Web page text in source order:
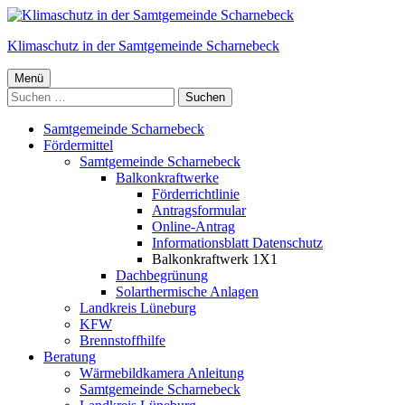
Springe
Inhalt
Klimaschutz in der Samtgemeinde Scharnebeck
Primäres
Menü
Menü
Suchen
nach:
Samtgemeinde Scharnebeck
Fördermittel
Samtgemeinde Scharnebeck
Balkonkraftwerke
Förderrichtlinie
Antragsformular
Online-Antrag
Informationsblatt Datenschutz
Balkonkraftwerk 1X1
Dachbegrünung
Solarthermische Anlagen
Landkreis Lüneburg
KFW
Brennstoffhilfe
Beratung
Wärmebildkamera Anleitung
Samtgemeinde Scharnebeck